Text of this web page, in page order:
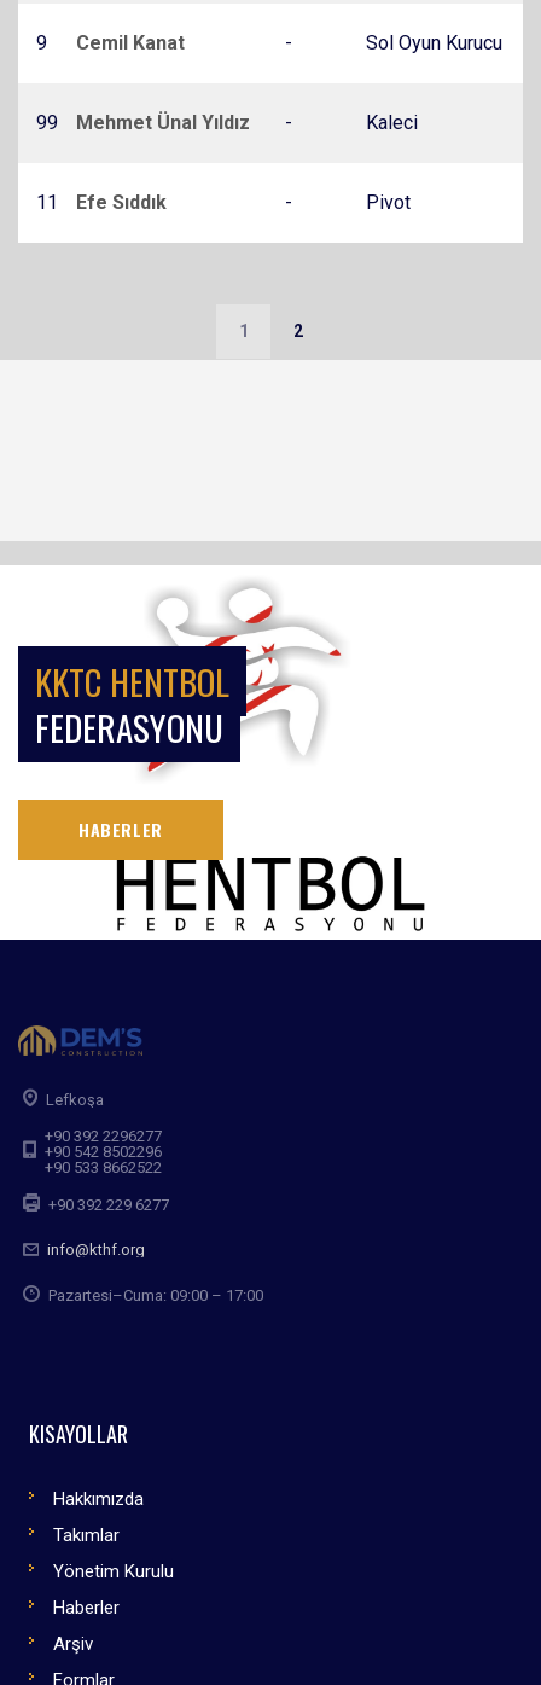
9 Cemil Kanat - Sol Oyun Kurucu
99 Mehmet Ünal Yıldız - Kaleci
11 Efe Sıddık - Pivot
1 2
KKTC HENTBOL
FEDERASYONU
HABERLER
Lefkoşa
+90 392 2296277
+90 542 8502296
+90 533 8662522
+90 392 229 6277
info@kthf.org
Pazartesi–Cuma: 09:00 – 17:00
KISAYOLLAR
Hakkımızda
Takımlar
Yönetim Kurulu
Haberler
Arşiv
Formlar